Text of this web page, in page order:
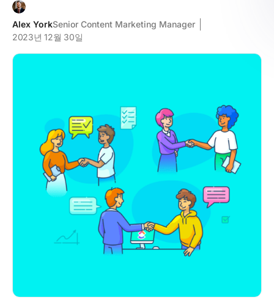
Alex YorkSenior Content Marketing Manager
2023년 12월 30일